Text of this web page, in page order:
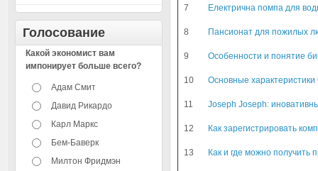
Голосование
Какой экономист вам
импонирует больше всего?
Адам Смит
Давид Рикардо
Карл Маркс
Бем-Баверк
Милтон Фридмэн
7 Електрична помпа для
8 Пансионат для пожилых
9 Особенности и понятие
10 Основные
11 Joseph Joseph:
12 Как зарегистрировать
13 Как и где можно получить